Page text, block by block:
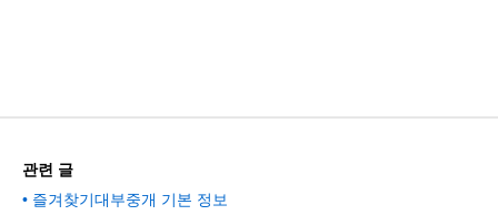
관련 글
즐겨찾기대부중개 기본 정보